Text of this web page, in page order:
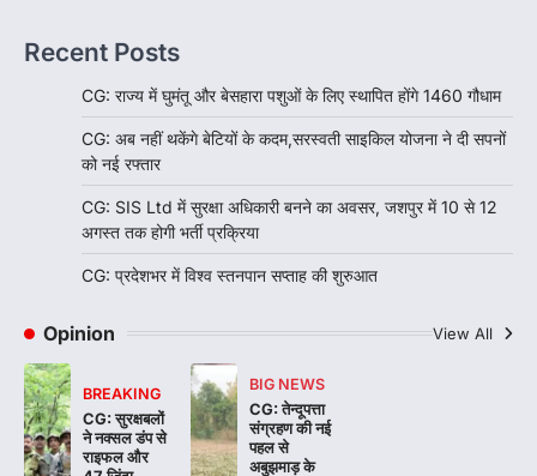
Recent Posts
CG: राज्य में घुमंतू और बेसहारा पशुओं के लिए स्थापित होंगे 1460 गौधाम
CG: अब नहीं थकेंगे बेटियों के कदम,सरस्वती साइकिल योजना ने दी सपनों
को नई रफ्तार
CG: SIS Ltd में सुरक्षा अधिकारी बनने का अवसर, जशपुर में 10 से 12
अगस्त तक होगी भर्ती प्रक्रिया
CG: प्रदेशभर में विश्व स्तनपान सप्ताह की शुरुआत
Opinion View All
BREAKING
CG: सुरक्षबलों
ने नक्सल डंप से
राइफल और
BIG NEWS
CG: तेन्दूपत्ता
संग्रहण की नई
पहल से
अबुझमाड़ के